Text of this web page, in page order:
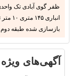
بازسازی شده طبقه دوم بعد
آگهی‌های ویژه